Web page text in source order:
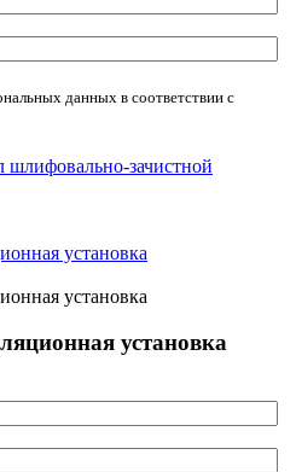
данных в соответствии с
зачистной
установка